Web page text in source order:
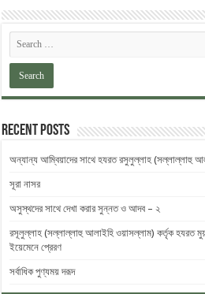
Recent Posts
অন্যান্য আম্বিয়াদের সাথে হযরত রসুলুল্লাহ (সল্লাল্লাহু
সূরা নাসর
অসুস্থদের সাথে দেখা করার সুন্নত ও আদব – ২
রসূলুল্লাহ (সল্লাল্লাহু আলাইহি ওয়াসল্লাম) কর্তৃক হযরত
ইয়েমেনে প্রেরণ
সর্বাধিক পুণ্যময় দরূদ